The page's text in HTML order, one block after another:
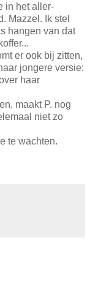
in het aller-
Mazzel. Ik stel
hangen van dat
er ook bij zitten,
jongere versie:
haar
maakt P. nog
niet zo
te wachten.